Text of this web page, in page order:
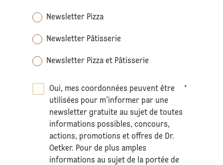
Newsletter Pizza
Newsletter Pâtisserie
Newsletter Pizza et Pâtisserie
Oui, mes coordonnées peuvent être
utilisées pour m'informer par une
newsletter gratuite au sujet de toutes
informations possibles, concours,
actions, promotions et offres de Dr.
Oetker. Pour de plus amples
informations au sujet de la portée de
*